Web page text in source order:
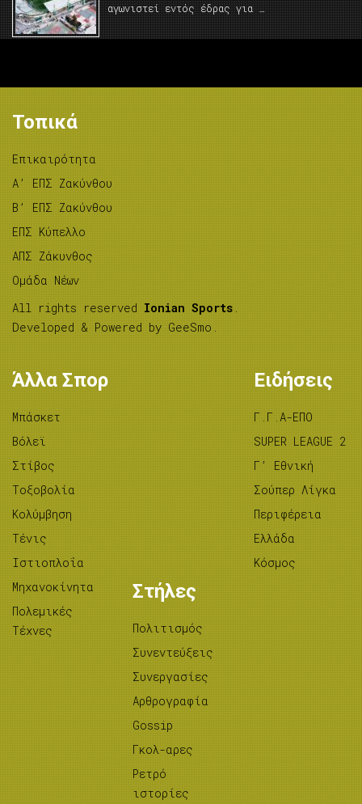
αγωνιστεί εντός έδρας για …
Τοπικά
Επικαιρότητα
A’ ΕΠΣ Ζακύνθου
B’ ΕΠΣ Ζακύνθου
ΕΠΣ Κύπελλο
ΑΠΣ Ζάκυνθος
Ομάδα Νέων
All rights reserved Ionian Sports .
Developed & Powered by GeeSmo .
Άλλα Σπορ
Μπάσκετ
Βόλεϊ
Στίβος
Tοξοβολία
Κολύμβηση
Τένις
Ιστιοπλοΐα
Μηχανοκίνητα
Πολεμικές
Τέχνες
Ειδήσεις
Γ.Γ.Α-ΕΠΟ
SUPER LEAGUE 2
Γ’ Εθνική
Σούπερ Λίγκα
Περιφέρεια
Ελλάδα
Κόσμος
Στήλες
Πολιτισμός
Συνεντεύξεις
Συνεργασίες
Αρθρογραφία
Gossip
Γκολ-αρες
Ρετρό
ιστορίες